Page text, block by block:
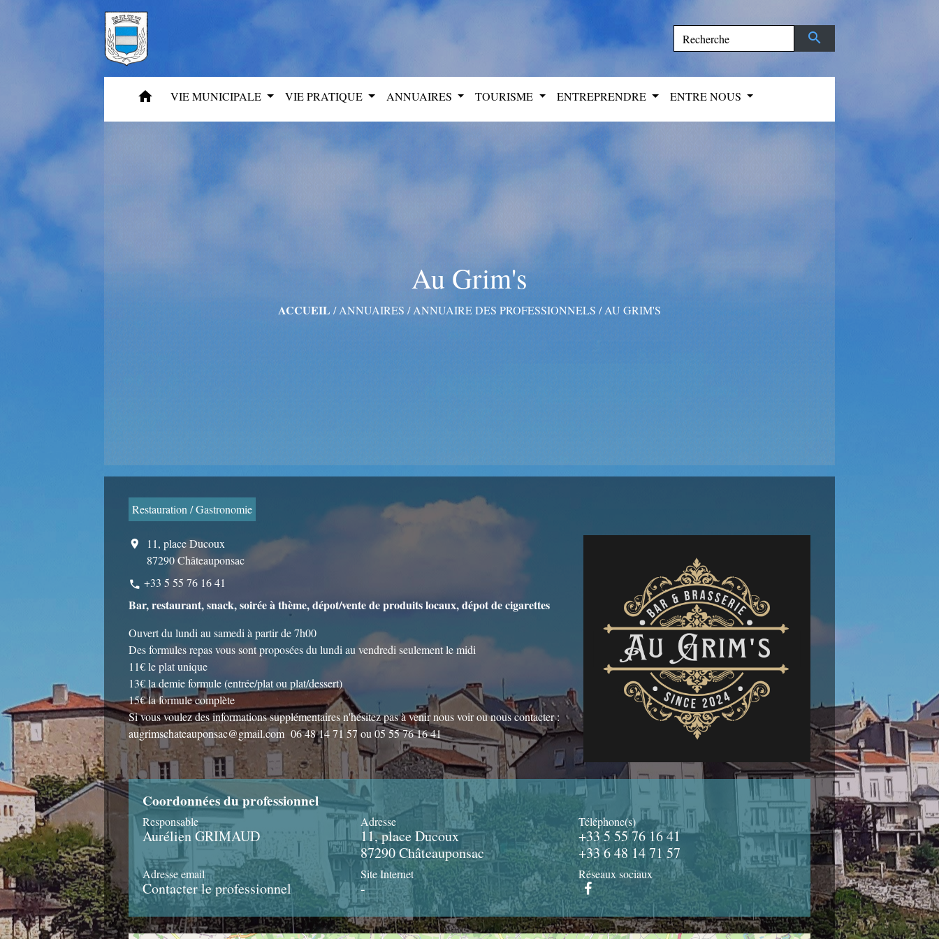
search
home VIE MUNICIPALE VIE PRATIQUE ANNUAIRES TOURISME ENTREPRENDRE ENTRE NOUS
Au Grim's
ACCUEIL /ANNUAIRES /ANNUAIRE DES PROFESSIONNELS /AU GRIM'S
Restauration / Gastronomie
location_on
11, place Ducoux
87290 Châteauponsac
phone +33 5 55 76 16 41
Bar, restaurant, snack, soirée à thème, dépot/vente de produits locaux, dépot de cigarettes
Ouvert du lundi au samedi à partir de 7h00
Des formules repas vous sont proposées du lundi au vendredi seulement le midi
11€ le plat unique
13€ la demie formule (entrée/plat ou plat/dessert)
15€ la formule complète
Si vous voulez des informations supplémentaires n'hésitez pas à venir nous voir ou nous contacter :
augrimschateauponsac@gmail.com 06 48 14 71 57 ou 05 55 76 16 41
Coordonnées du professionnel
Responsable
Aurélien GRIMAUD
Adresse
11, place Ducoux
87290 Châteauponsac
Téléphone(s)
+33 5 55 76 16 41
+33 6 48 14 71 57
Adresse email
Contacter le professionnel
Site Internet
-
Réseaux sociaux